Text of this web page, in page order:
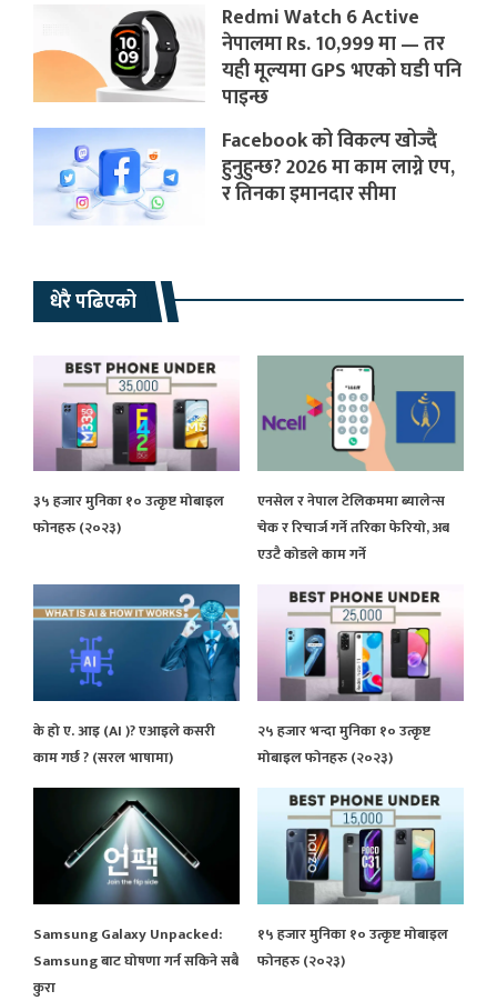
Redmi Watch 6 Active
नेपालमा Rs. 10,999 मा — तर
यही मूल्यमा GPS भएको घडी पनि
पाइन्छ
Facebook को विकल्प खोज्दै
हुनुहुन्छ? 2026 मा काम लाग्ने एप,
र तिनका इमानदार सीमा
धेरै पढिएको
३५ हजार मुनिका १० उत्कृष्ट मोबाइल
फोनहरु (२०२३)
एनसेल र नेपाल टेलिकममा ब्यालेन्स
चेक र रिचार्ज गर्ने तरिका फेरियो, अब
एउटै कोडले काम गर्ने
के हो ए. आइ (AI )? एआइले कसरी
काम गर्छ ? (सरल भाषामा)
२५ हजार भन्दा मुनिका १० उत्कृष्ट
मोबाइल फोनहरु (२०२३)
Samsung Galaxy Unpacked:
Samsung बाट घोषणा गर्न सकिने सबै
कुरा
१५ हजार मुनिका १० उत्कृष्ट मोबाइल
फोनहरु (२०२३)